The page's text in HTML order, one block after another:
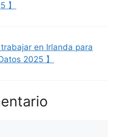
】
en Irlanda para
Datos 2025 】